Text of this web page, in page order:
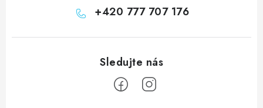
+420 777 707 176